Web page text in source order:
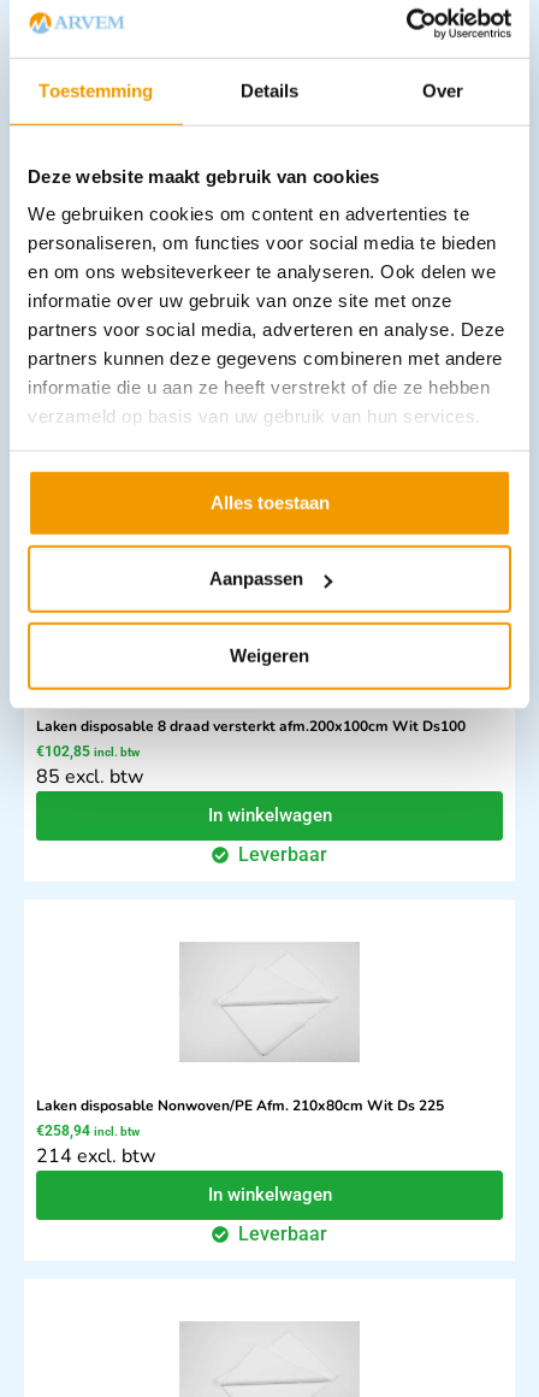
Toestemming Details Over
Deze website maakt gebruik van cookies
We gebruiken cookies om content en advertenties te
personaliseren, om functies voor social media te bieden
en om ons websiteverkeer te analyseren. Ook delen we
informatie over uw gebruik van onze site met onze
partners voor social media, adverteren en analyse. Deze
partners kunnen deze gegevens combineren met andere
informatie die u aan ze heeft verstrekt of die ze hebben
verzameld op basis van uw gebruik van hun services.
Alles toestaan
Aanpassen
Weigeren
6 excl. btw
In winkelwagen
Leverbaar
Laken disposable 17 draad versterkt Afm.200x100cm Wit Ds100
83 excl. btw
Leverbaar
Laken disposable 8 draad versterkt afm.200x100cm Wit Ds100
€102,85 incl. btw
85 excl. btw
In winkelwagen
Leverbaar
Laken disposable Nonwoven/PE Afm. 210x80cm Wit Ds 225
€258,94 incl. btw
214 excl. btw
In winkelwagen
Leverbaar